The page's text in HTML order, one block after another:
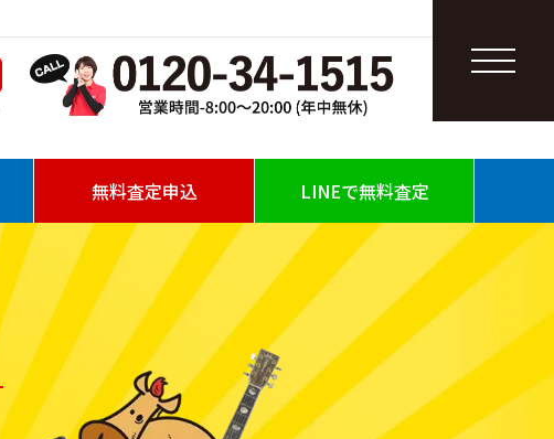
無料査定申込 LINEで無料査定